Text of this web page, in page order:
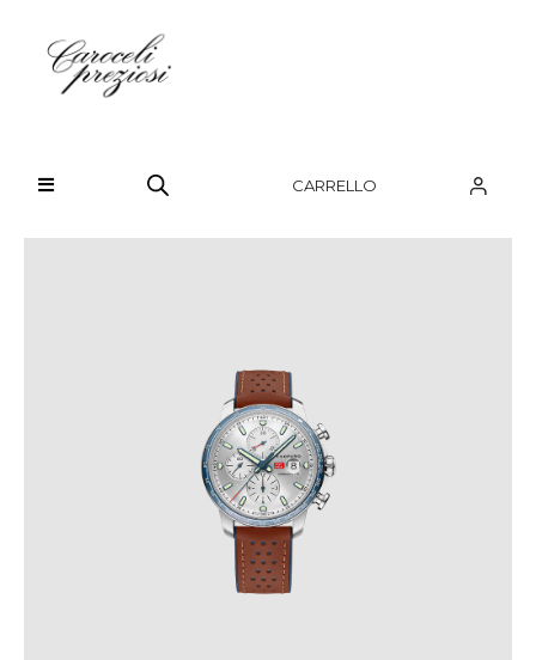
CARRELLO
CHI SIAMO
BRAND
CONTATTI